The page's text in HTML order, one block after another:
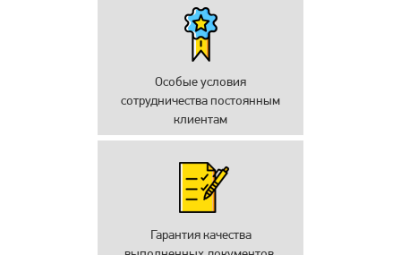
Особые условия
сотрудничества постоянным
клиентам
Гарантия качества